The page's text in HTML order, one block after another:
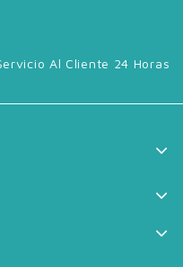
Al Cliente 24 Horas